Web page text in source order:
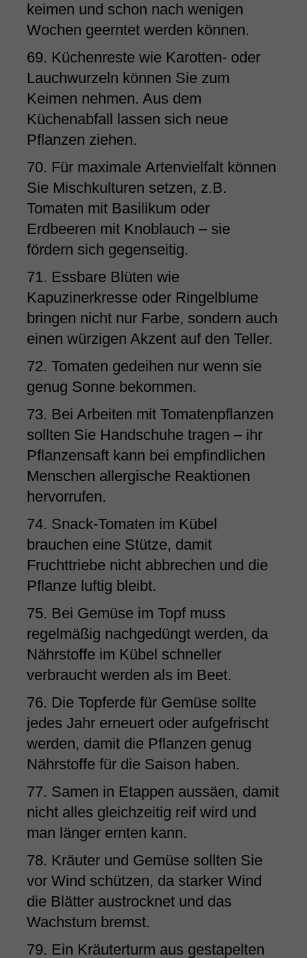
keimen und schon nach wenigen
Wochen geerntet werden können.
69. Küchenreste wie Karotten- oder
Lauchwurzeln können Sie zum
Keimen nehmen. Aus dem
Küchenabfall lassen sich neue
Pflanzen ziehen.
70. Für maximale Artenvielfalt können
Sie Mischkulturen setzen, z.B.
Tomaten mit Basilikum oder
Erdbeeren mit Knoblauch – sie
fördern sich gegenseitig.
71. Essbare Blüten wie
Kapuzinerkresse oder Ringelblume
bringen nicht nur Farbe, sondern auch
einen würzigen Akzent auf den Teller.
72. Tomaten gedeihen nur wenn sie
genug Sonne bekommen.
73. Bei Arbeiten mit Tomatenpflanzen
sollten Sie Handschuhe tragen – ihr
Pflanzensaft kann bei empfindlichen
Menschen allergische Reaktionen
hervorrufen.
74. Snack-Tomaten im Kübel
brauchen eine Stütze, damit
Fruchttriebe nicht abbrechen und die
Pflanze luftig bleibt.
75. Bei Gemüse im Topf muss
regelmäßig nachgedüngt werden, da
Nährstoffe im Kübel schneller
verbraucht werden als im Beet.
76. Die Topferde für Gemüse sollte
jedes Jahr erneuert oder aufgefrischt
werden, damit die Pflanzen genug
Nährstoffe für die Saison haben.
77. Samen in Etappen aussäen, damit
nicht alles gleichzeitig reif wird und
man länger ernten kann.
78. Kräuter und Gemüse sollten Sie
vor Wind schützen, da starker Wind
die Blätter austrocknet und das
Wachstum bremst.
79. Ein Kräuterturm aus gestapelten